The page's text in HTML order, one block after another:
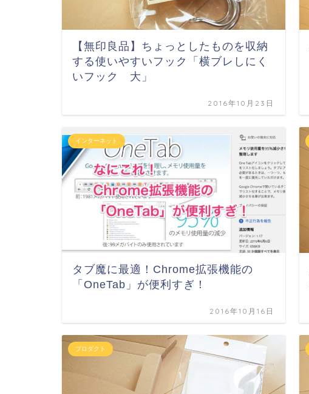
【無印良品】ちょっとしたものを収納
する使いやすいフック「横ブレしにく
いフック 大」
2016年10月23日
インターネット
タブ魔に最適！Chrome拡張機能の
「OneTab」が便利すぎ！
2016年10月16日
プロダクト